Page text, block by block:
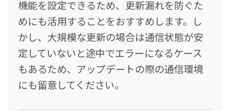
機能を設定できるため、更新漏れを防ぐた
めにも活用することをおすすめします。し
かし、大規模な更新の場合は通信状態が安
定していないと途中でエラーになるケース
もあるため、アップデートの際の通信環境
にも留意してください。